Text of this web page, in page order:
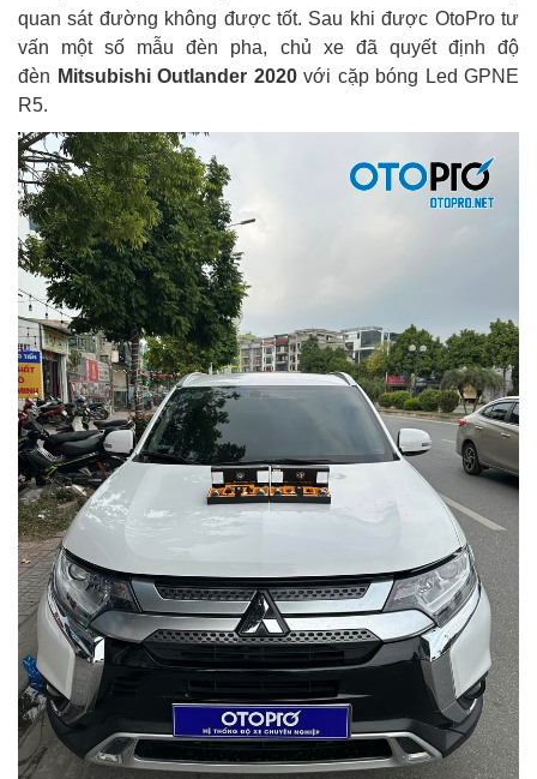
quan sát đường không được tốt. Sau khi được OtoPro tư
vấn một số mẫu đèn pha, chủ xe đã quyết định độ
đèn Mitsubishi Outlander 2020với cặp bóng Led GPNE
R5.